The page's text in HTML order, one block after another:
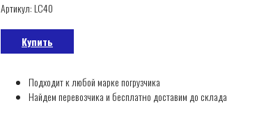
Артикул:LC40
Купить
Подходит к любой марке погрузчика
Найдем перевозчика и бесплатно доставим до склада